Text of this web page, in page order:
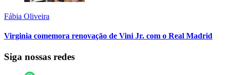
Fábia Oliveira
Virginia comemora renovação de Vini Jr. com o Real Madrid
Siga nossas redes